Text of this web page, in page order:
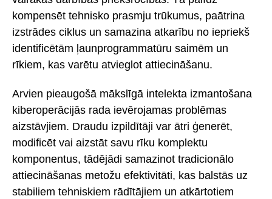
kompensēt tehnisko prasmju trūkumus, paātrina
izstrādes ciklus un samazina atkarību no iepriekš
identificētām ļaunprogrammatūru saimēm un
rīkiem, kas varētu atvieglot attiecināšanu.
Arvien pieaugošā mākslīgā intelekta izmantošana
kiberoperācijās rada ievērojamas problēmas
aizstāvjiem. Draudu izpildītāji var ātri ģenerēt,
modificēt vai aizstāt savu rīku komplektu
komponentus, tādējādi samazinot tradicionālo
attiecināšanas metožu efektivitāti, kas balstās uz
stabiliem tehniskiem rādītājiem un atkārtotiem